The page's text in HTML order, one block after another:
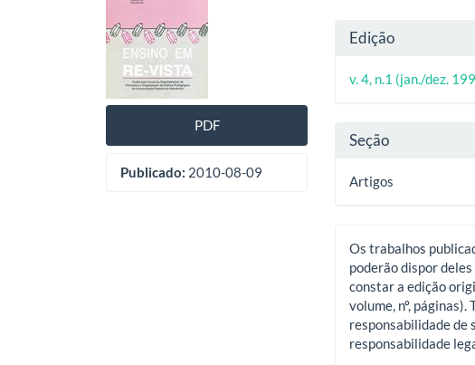
lateral
de
artigos
PDF
Publicado: 2010-08-09
artigo
principal
Detalhes
do
artigo
Edição
v. 4, n.1 (jan./dez.
Seção
Artigos
Os trabalhos
poderão dispor
constar a edição
volume, nº,
responsabilidade de
responsabilidade